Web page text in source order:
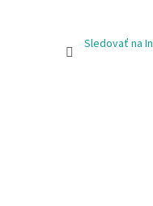
Sledovať na